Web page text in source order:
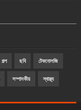
গল্প ছবি টেকনোলজি
সম্পাদকীয় স্বাস্থ্য